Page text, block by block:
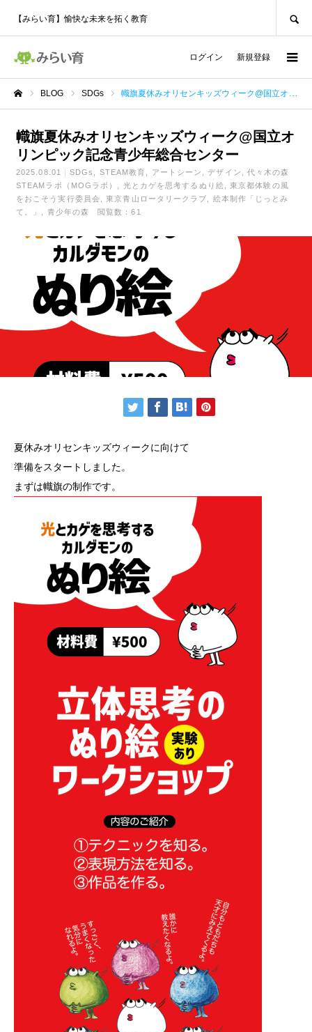
【みらい育】愉快な未来を拓く教育
ログイン 新規登録
BLOG SDGs 幟旗夏休みオリセンキッズウィーク@国立オリンピック記念青少年総合センター
幟旗夏休みオリセンキッズウィーク@国立オ
リンピック記念青少年総合センター
2025.08.01 SDGs STEAM教育 アートシーン デザイン
代々木の森
STEAMラボ（MOGラボ）
光とカゲを思考するぬり絵
東京都体験の風
をおこそう実行委員会
東京青山ロータリークラブ
絵本制作「じっとみ
て。」
青少年の森 閲覧数：61
夏休みオリセンキッズウィークに向けて
準備をスタートしました。
まずは幟旗の制作です。